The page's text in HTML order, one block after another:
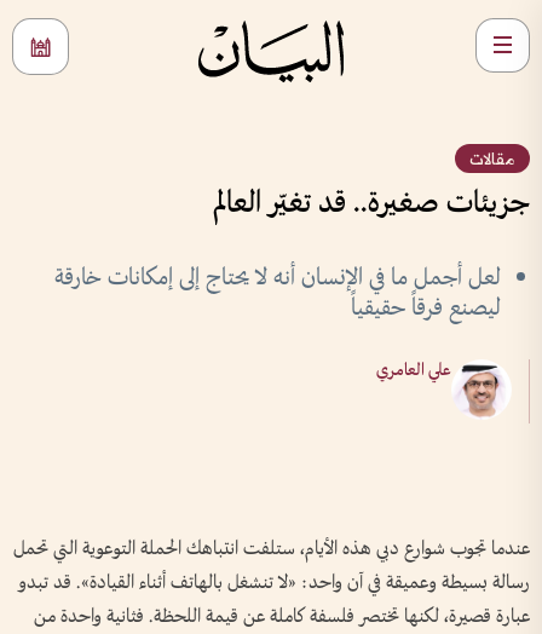
مقالات
جزيئات صغيرة.. قد تغيّر العالم
لعل أجمل ما في الإنسان أنه لا يحتاج إلى إمكانات خارقة
ليصنع فرقاً حقيقياً
علي العامري
عندما تجوب شوارع دبي هذه الأيام، ستلفت انتباهك الحملة التوعوية التي تحمل
رسالة بسيطة وعميقة في آن واحد: «لا تنشغل بالهاتف أثناء القيادة». قد تبدو
عبارة قصيرة، لكنها تختصر فلسفة كاملة عن قيمة اللحظة. فثانية واحدة من